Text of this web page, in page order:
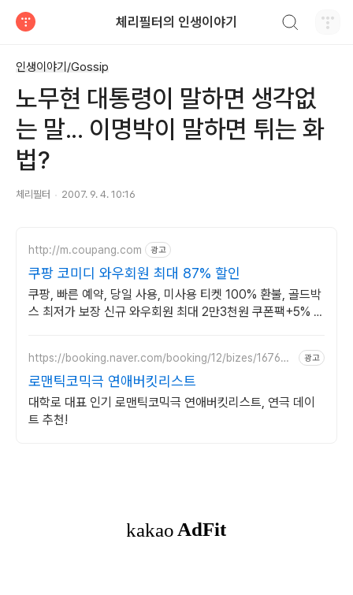
체리필터의 인생이야기
인생이야기/Gossip
노무현 대통령이 말하면 생각없
는 말... 이명박이 말하면 튀는 화
법?
체리필터 2007. 9. 4. 10:16
http://m.coupang.com 광고
쿠팡 코미디 와우회원 최대 87% 할인
쿠팡, 빠른 예약, 당일 사용, 미사용 티켓 100% 환불, 골드박
스 최저가 보장 신규 와우회원 최대 2만3천원 쿠폰팩+5% 추
https://booking.naver.com/booking/12/bizes/167641
광고
로맨틱코믹극 연애버킷리스트
대학로 대표 인기 로맨틱코믹극 연애버킷리스트, 연극 데이
트 추천!